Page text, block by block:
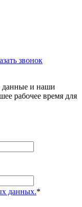
звонок
данные и наши
рабочее время для
данных.*